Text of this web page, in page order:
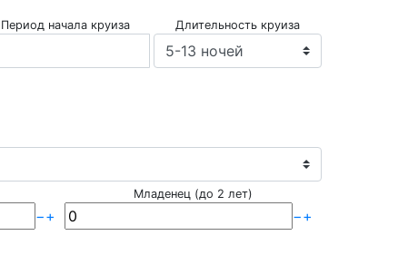
Период начала круиза Длительность круиза
−+
Младенец (до 2 лет)
−+